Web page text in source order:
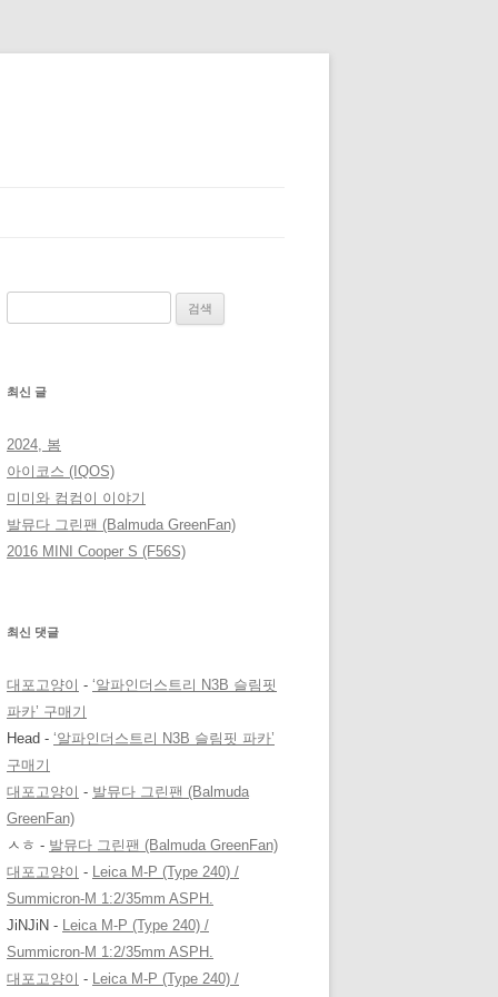
최신 글
2024, 봄
아이코스 (IQOS)
미미와 컴컴이 이야기
발뮤다 그린팬 (Balmuda GreenFan)
2016 MINI Cooper S (F56S)
최신 댓글
대포고양이 - ‘알파인더스트리 N3B 슬림핏
파카’ 구매기
Head - ‘알파인더스트리 N3B 슬림핏 파카’
구매기
대포고양이 - 발뮤다 그린팬 (Balmuda
GreenFan)
ㅅㅎ - 발뮤다 그린팬 (Balmuda GreenFan)
대포고양이 - Leica M-P (Type 240) /
Summicron-M 1:2/35mm ASPH.
JiNJiN - Leica M-P (Type 240) /
Summicron-M 1:2/35mm ASPH.
대포고양이 - Leica M-P (Type 240) /